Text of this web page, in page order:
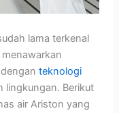
lama terkenal
denganteknologi
lingkungan. Berikut
air Ariston yang